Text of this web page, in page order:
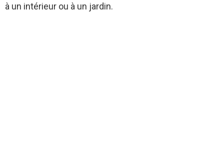
à un intérieur ou à un jardin.